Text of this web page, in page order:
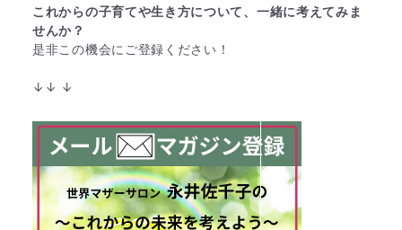
これからの子育てや生き方について、一緒に考えてみま
せんか？
是非この機会にご登録ください！
↓↓ ↓